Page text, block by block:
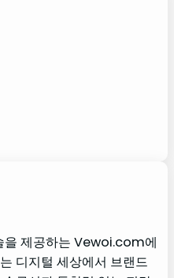
을 제공하는 Vewoi.com에
디지털 세상에서 브랜드